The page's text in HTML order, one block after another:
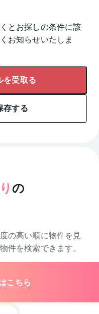
とお探しの条件に該
お知らせいたしま
を受取る
存する
の
の高い順に物件を 見
件を検索できます。
こちら